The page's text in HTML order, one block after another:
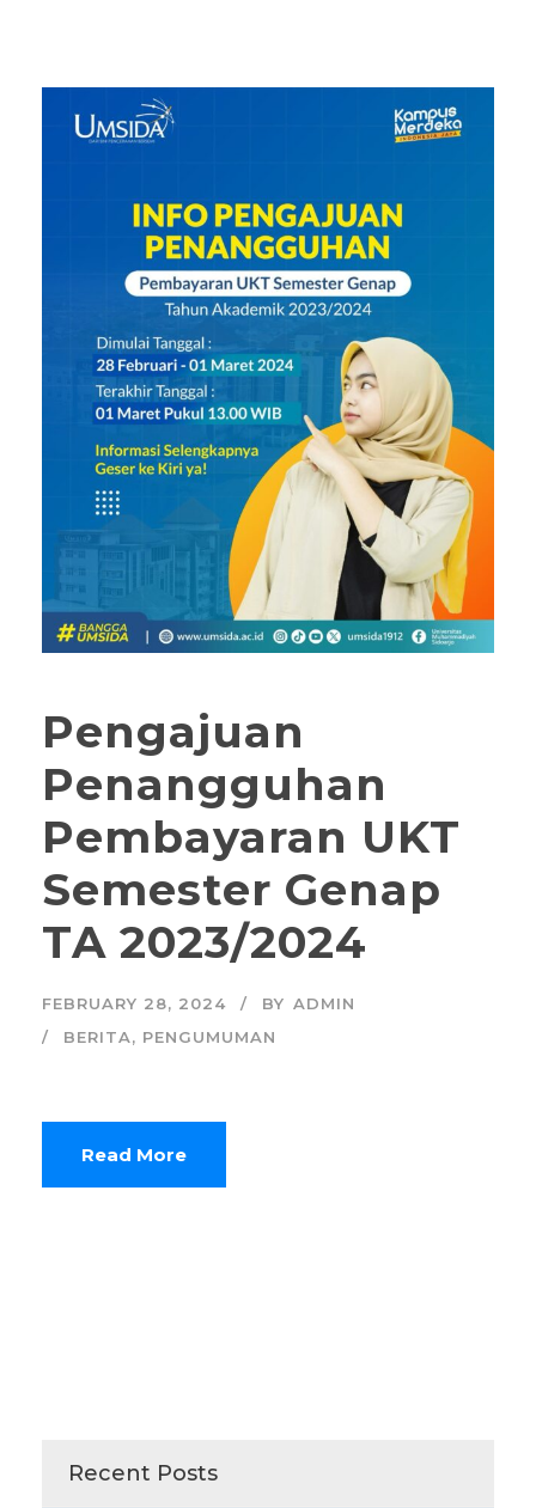
Pengajuan
Penangguhan
Pembayaran UKT
Semester Genap
TA 2023/2024
FEBRUARY 28, 2024 BY ADMIN
BERITA, PENGUMUMAN
Read More
Recent Posts